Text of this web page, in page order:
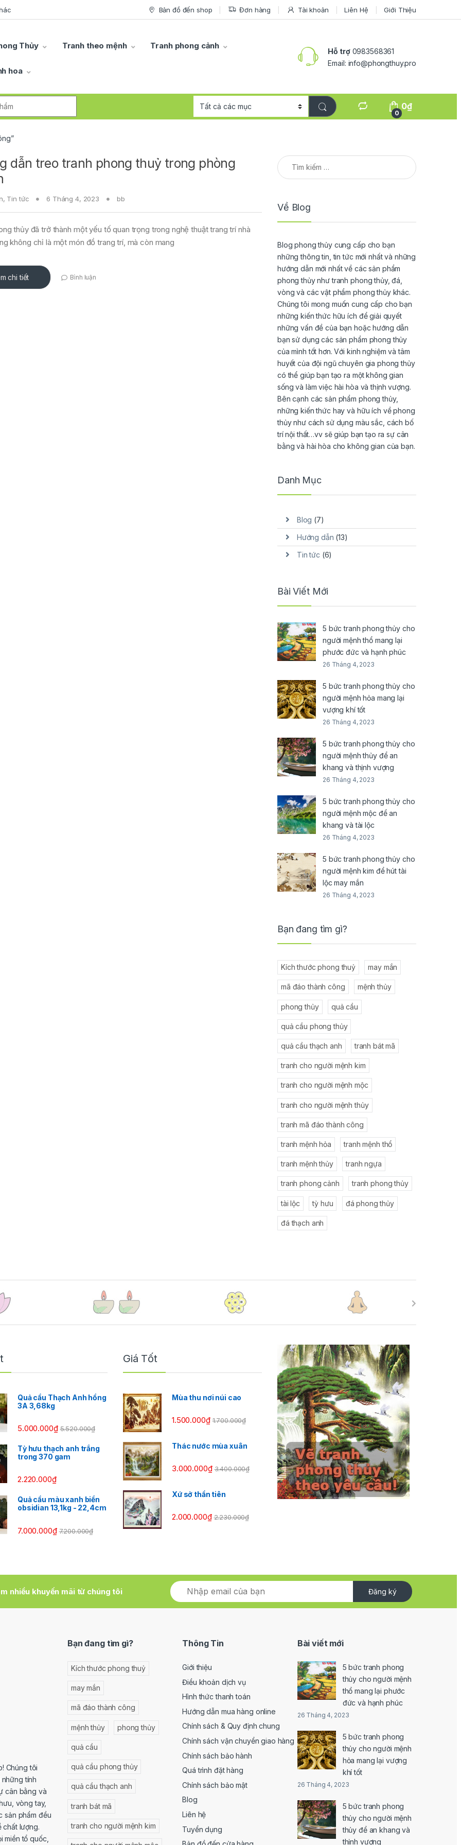
Bản đồ đến shop Đơn hàng Tài khoản Liên Hệ Giới Thiệu
Thủy Tranh theo mệnh Tranh phong cảnh
hoa
Hỗ trợ0983568361
Email: info@phongthuy.pro
0
0₫
dẫn treo tranh phong thuỷ trong phòng
, Tin tức 6 Tháng 4, 2023 bb
thủy đã trở thành một yếu tố quan trọng trong nghệ thuật trang trí nhà
không chỉ là một món đồ trang trí, mà còn mang
chi tiết Bình luận
Tìm kiếm cho:
Về Blog
Blog phong thủy cung cấp cho bạn
những thông tin, tin tức mới nhất và những
hướng dẫn mới nhất về các sản phẩm
phong thủy như tranh phong thủy, đá,
vòng và các vật phẩm phong thủy khác.
Chúng tôi mong muốn cung cấp cho bạn
những kiến thức hữu ích để giải quyết
những vấn đề của bạn hoặc hướng dẫn
bạn sử dụng các sản phẩm phong thủy
của mình tốt hơn. Với kinh nghiệm và tâm
huyết của đội ngũ chuyên gia phong thủy
có thể giúp bạn tạo ra một không gian
sống và làm việc hài hòa và thịnh vượng.
Bên cạnh các sản phẩm phong thủy,
những kiến thức hay và hữu ích về phong
thủy như cách sử dụng màu sắc, cách bố
trí nội thất…vv sẽ giúp bạn tạo ra sự cân
bằng và hài hòa cho không gian của bạn.
Danh Mục
Blog (7)
Hướng dẫn (13)
Tin tức (6)
Bài Viết Mới
5 bức tranh phong thủy cho
người mệnh thổ mang lại
phước đức và hạnh phúc
26 Tháng 4, 2023
5 bức tranh phong thủy cho
người mệnh hỏa mang lại
vượng khí tốt
26 Tháng 4, 2023
5 bức tranh phong thủy cho
người mệnh thủy để an
khang và thịnh vượng
26 Tháng 4, 2023
5 bức tranh phong thủy cho
người mệnh mộc để an
khang và tài lộc
26 Tháng 4, 2023
5 bức tranh phong thủy cho
người mệnh kim để hút tài
lộc may mắn
26 Tháng 4, 2023
Bạn đang tìm gì?
Kích thước phong thuỷ may mắn
mã đáo thành công mệnh thủy
phong thủy quả cầu
quả cầu phong thủy
quả cầu thạch anh tranh bát mã
tranh cho người mệnh kim
tranh cho người mệnh mộc
tranh cho người mệnh thủy
tranh mã đáo thành công
tranh mệnh hỏa tranh mệnh thổ
tranh mệnh thủy tranh ngựa
tranh phong cảnh tranh phong thủy
tài lộc tỳ hưu đá phong thủy
đá thạch anh
Quả cầu Thạch Anh hồng
3A 3,68kg
5.000.000₫ 5.520.000₫
Tỳ hưu thạch anh trắng
trong 370 gam
2.220.000₫
Quả cầu màu xanh biển
obsidian 13,1kg - 22,4cm
7.000.000₫ 7.200.000₫
Giá Tốt
Mùa thu nơi núi cao
1.500.000₫ 1.700.000₫
Thác nước mùa xuân
3.000.000₫ 3.400.000₫
Xứ sở thần tiên
2.000.000₫ 2.230.000₫
nhiều khuyến mãi từ chúng tôi Đăng ký
Chúng tôi
tính
cân bằng và
vòng tay,
sản phẩm đều
lượng.
tổ quốc,
Bạn đang tìm gì?
Kích thước phong thuỷ
may mắn
mã đáo thành công
mệnh thủy phong thủy
quả cầu
quả cầu phong thủy
quả cầu thạch anh
tranh bát mã
tranh cho người mệnh kim
Thông Tin
Giới thiệu
Điều khoản dịch vụ
Hình thức thanh toán
Hướng dẫn mua hàng online
Chính sách & Quy định chung
Chính sách vận chuyển giao hàng
Chính sách bảo hành
Quá trình đặt hàng
Chính sách bảo mật
Blog
Liên hệ
Tuyển dụng
Bài viết mới
5 bức tranh phong
thủy cho người mệnh
thổ mang lại phước
đức và hạnh phúc
26 Tháng 4, 2023
5 bức tranh phong
thủy cho người mệnh
hỏa mang lại vượng
khí tốt
26 Tháng 4, 2023
5 bức tranh phong
thủy cho người mệnh
thủy để an khang và
thịnh vượng